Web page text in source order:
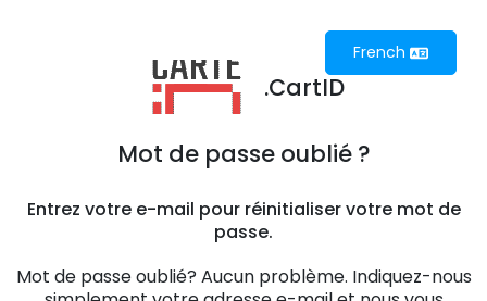
French
.CartID
Mot de passe oublié ?
Entrez votre e-mail pour réinitialiser votre mot de
passe.
Mot de passe oublié? Aucun problème. Indiquez-nous